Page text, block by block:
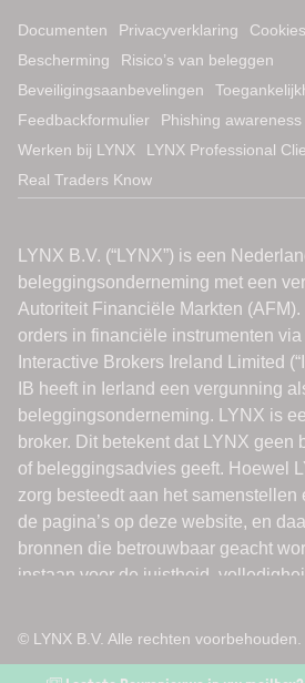
Documenten Privacyverklaring Cookies
Bescherming
Risico’s van beleggen
Beveiligingsaanbevelingen
Feedbackformulier
Phishing awareness
Werken bij LYNX
LYNX Professional
Real Traders Know
© LYNX B.V. Alle rechten voorbehouden.